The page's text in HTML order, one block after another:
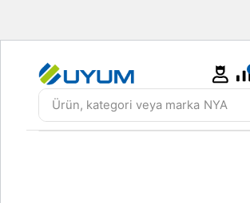
Ürün, kategori veya marka NYA